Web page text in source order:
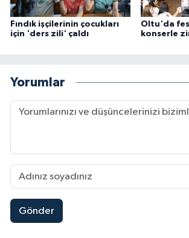
Fındık işçilerinin çocukları
için 'ders zili' çaldı
Oltu'da
konserle
Yorumlar
Gönder